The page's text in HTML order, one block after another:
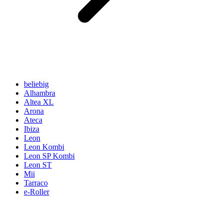
beliebig
Alhambra
Altea XL
Arona
Ateca
Ibiza
Leon
Leon Kombi
Leon SP Kombi
Leon ST
Mii
Tarraco
e-Roller